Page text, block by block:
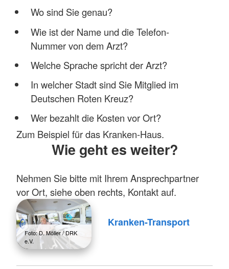
Wo sind Sie genau?
Wie ist der Name und die Telefon-
Nummer von dem Arzt?
Welche Sprache spricht der Arzt?
In welcher Stadt sind Sie Mitglied im
Deutschen Roten Kreuz?
Wer bezahlt die Kosten vor Ort?
Zum Beispiel für das Kranken-Haus.
Wie geht es weiter?
Nehmen Sie bitte mit Ihrem Ansprechpartner
vor Ort, siehe oben rechts, Kontakt auf.
Foto: D. Möller / DRK
e.V.
Kranken-Transport